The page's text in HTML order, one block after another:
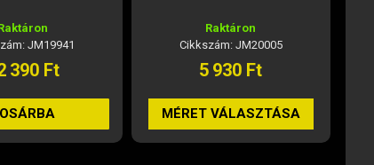
JM20005
930 Ft
VÁLASZTÁSA
Raktáron
Cikkszám: JM24889
7 130 Ft
KOSÁRBA